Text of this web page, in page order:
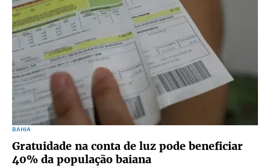
BAHIA
Gratuidade na conta de luz pode beneficiar
40% da população baiana